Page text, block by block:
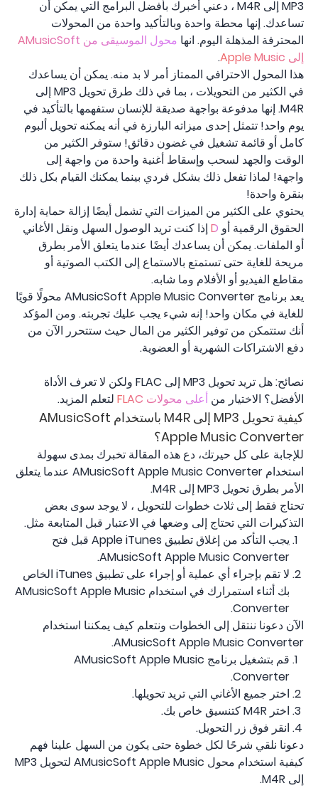
MP3 إلى M4R ، دعني أخبرك بأفضل البرامج التي يمكن أن
تساعدك. إنها محطة واحدة وبالتأكيد واحدة من المحولات
المحترفة المذهلة اليوم. انها
محول الموسيقى من AMusicSoft
إلى Apple Music
.
هذا المحول الاحترافي الممتاز أمر لا بد منه. يمكن أن يساعدك
في الكثير من التحويلات ، بما في ذلك طرق تحويل MP3 إلى
M4R. إنها مدفوعة بواجهة صديقة للإنسان ستفهمها بالتأكيد في
يوم واحد! تتمثل إحدى ميزاته البارزة في أنه يمكنه تحويل ألبوم
كامل أو قائمة تشغيل في غضون دقائق! ستوفر الكثير من
الوقت والجهد لسحب وإسقاط أغنية واحدة من واجهة إلى
واجهة! لماذا تفعل ذلك بشكل فردي بينما يمكنك القيام بكل ذلك
بنقرة واحدة!
يحتوي على الكثير من الميزات التي تشمل أيضًا إزالة حماية إدارة
الحقوق الرقمية أو Dإذا كنت تريد الوصول السهل ونقل الأغاني
أو الملفات. يمكن أن يساعدك أيضًا عندما يتعلق الأمر بطرق
مريحة للغاية حتى تستمتع بالاستماع إلى الكتب الصوتية أو
مقاطع الفيديو أو الأفلام وما شابه.
يعد برنامج AMusicSoft Apple Music Converter محولًا قويًا
للغاية في مكان واحد! إنه شيء يجب عليك تجربته. ومن المؤكد
أنك ستتمكن من توفير الكثير من المال حيث ستتحرر الآن من
دفع الاشتراكات الشهرية أو العضوية.
نصائح: هل تريد تحويل MP3 إلى FLAC ولكن لا تعرف الأداة
الأفضل؟ الاختيار من أعلى محولات FLAC لتعلم المزيد.
كيفية تحويل MP3 إلى M4R باستخدام AMusicSoft
Apple Music Converter؟
للإجابة على كل حيرتك، دع هذه المقالة تخبرك بمدى سهولة
استخدام AMusicSoft Apple Music Converter عندما يتعلق
الأمر بطرق تحويل MP3 إلى M4R.
تحتاج فقط إلى ثلاث خطوات للتحويل ، لا يوجد سوى بعض
التذكيرات التي تحتاج إلى وضعها في الاعتبار قبل المتابعة مثل.
يجب التأكد من إغلاق تطبيق Apple iTunes قبل فتح
AMusicSoft Apple Music Converter.
لا تقم بإجراء أي عملية أو إجراء على تطبيق iTunes الخاص
بك أثناء استمرارك في استخدام AMusicSoft Apple Music
Converter.
الآن دعونا ننتقل إلى الخطوات ونتعلم كيف يمكننا استخدام
AMusicSoft Apple Music Converter.
قم بتشغيل برنامج AMusicSoft Apple Music
Converter.
اختر جميع الأغاني التي تريد تحويلها.
اختر M4R كتنسيق خاص بك.
انقر فوق زر التحويل.
دعونا نلقي شرحًا لكل خطوة حتى يكون من السهل علينا فهم
كيفية استخدام محول AMusicSoft Apple Music لتحويل MP3
إلى M4R.